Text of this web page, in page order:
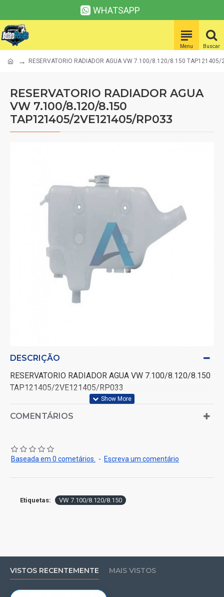
WHATSAPP
RESERVATORIO RADIADOR AGUA VW 7.100/8.120/8.150
RESERVATORIO RADIADOR AGUA
VW 7.100/8.120/8.150
TAP121405/2VE121405/RP033
DESCRIÇÃO
RESERVATORIO RADIADOR AGUA VW 7.100/8.120/8.150
TAP121405/2VE121405/RP033
COMENTÁRIOS
Baseada em 0 cometários. - Escreva um comentário
Etiquetas: VW 7.100/8.120/8.150
VISTOS RECENTEMENTE MAIS VISTOS